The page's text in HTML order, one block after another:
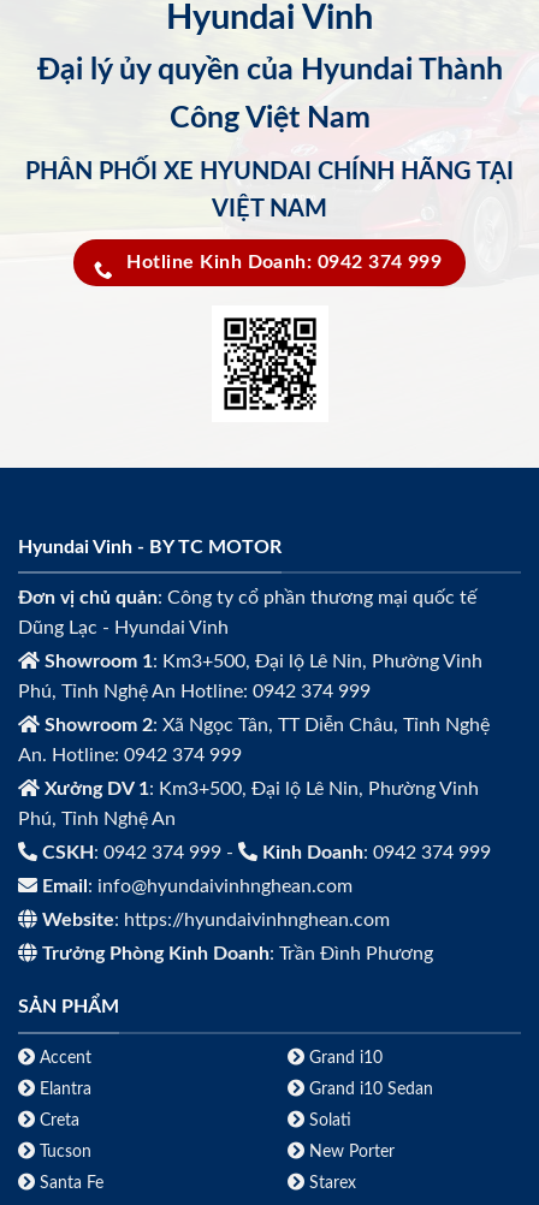
Hyundai Vinh
Đại lý ủy quyền của Hyundai Thành
Công Việt Nam
PHÂN PHỐI XE HYUNDAI CHÍNH HÃNG TẠI
VIỆT NAM
Hotline Kinh Doanh: 0942 374 999
Hyundai Vinh - BY TC MOTOR
Đơn vị chủ quản: Công ty cổ phần thương mại quốc tế
Dũng Lạc - Hyundai Vinh
Showroom 1: Km3+500, Đại lộ Lê Nin, Phường Vinh
Phú, Tỉnh Nghệ An Hotline: 0942 374 999
Showroom 2: Xã Ngọc Tân, TT Diễn Châu, Tỉnh Nghệ
An. Hotline: 0942 374 999
Xưởng DV 1: Km3+500, Đại lộ Lê Nin, Phường Vinh
Phú, Tỉnh Nghệ An
CSKH : 0942 374 999 - Kinh Doanh: 0942 374 999
Email : info@hyundaivinhnghean.com
Website: https://hyundaivinhnghean.com
Trưởng Phòng Kinh Doanh: Trần Đình Phương
SẢN PHẨM
Accent
Elantra
Creta
Tucson
Santa Fe
Grand i10
Grand i10 Sedan
Solati
New Porter
Starex